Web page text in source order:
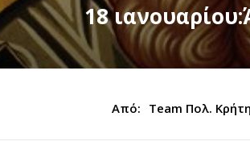
18
Από: Team Πολ.